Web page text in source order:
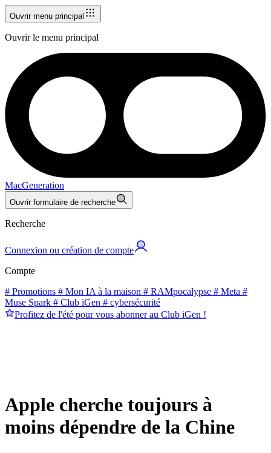
Ouvrir menu principal
Ouvrir le menu principal
MacGeneration
Ouvrir formulaire de recherche
Recherche
Connexion ou création de compte
Compte
# Promotions # Mon IA à la maison # RAMpocalypse # Meta #
Muse Spark # Club iGen # cybersécurité
Profitez de l'été pour vous abonner au Club iGen !
Apple cherche toujours à
moins dépendre de la Chine